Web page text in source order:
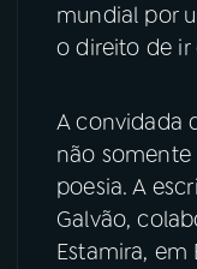
mundial por
o direito de ir
A convidada
não
poesia. A
Galvão,
Estamira, em